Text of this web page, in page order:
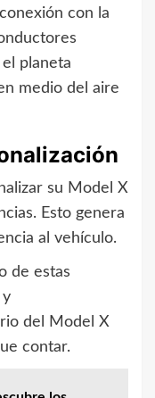
con la
planeta
medio del aire
su Model X
Esto genera
al vehículo.
de estas
y
del Model X
contar.